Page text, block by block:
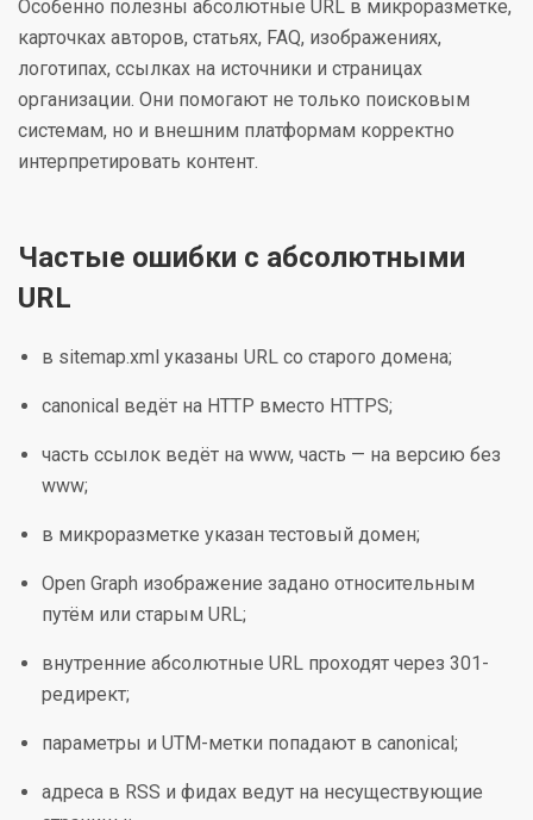
Особенно полезны абсолютные URL в микроразметке,
карточках авторов, статьях, FAQ, изображениях,
логотипах, ссылках на источники и страницах
организации. Они помогают не только поисковым
системам, но и внешним платформам корректно
интерпретировать контент.
Частые ошибки с абсолютными
URL
в sitemap.xml указаны URL со старого домена;
canonical ведёт на HTTP вместо HTTPS;
часть ссылок ведёт на www, часть — на версию без
www;
в микроразметке указан тестовый домен;
Open Graph изображение задано относительным
путём или старым URL;
внутренние абсолютные URL проходят через 301-
редирект;
параметры и UTM-метки попадают в canonical;
адреса в RSS и фидах ведут на несуществующие